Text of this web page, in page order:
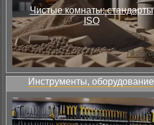
Чистые комнаты: стандарты
ISO
Инструменты, оборудование